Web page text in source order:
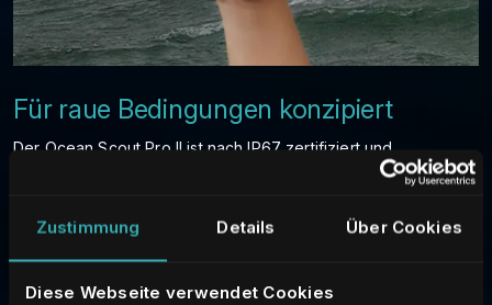
Zustimmung Details Über Cookies
Diese Webseite verwendet Cookies
Für raue Bedingungen konzipiert
Der Ocean Scout Pro II ist nach IP67 zertifiziert und
sturzgetestet und bietet auch unter rauen Bedingungen auf